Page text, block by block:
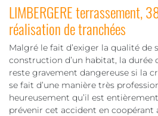
LIMBERGERE terrassement,
réalisation de tranchées
Malgré le fait d’exiger la qualité de
construction d’un habitat, la durée
reste gravement dangereuse si la
se fait d’une manière très
heureusement qu’il est
prévenir cet accident en coopérant